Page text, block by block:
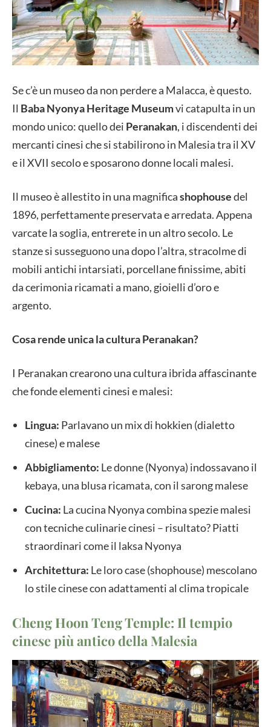
Se c’è un museo da non perdere a Malacca, è questo.
Il Baba Nyonya Heritage Museumvi catapulta in un
mondo unico: quello dei Peranakan, i discendenti dei
mercanti cinesi che si stabilirono in Malesia tra il XV
e il XVII secolo e sposarono donne locali malesi.
Il museo è allestito in una magnificashophousedel
1896, perfettamente preservata e arredata. Appena
varcate la soglia, entrerete in un altro secolo. Le
stanze si susseguono una dopo l’altra, stracolme di
mobili antichi intarsiati, porcellane finissime, abiti
da cerimonia ricamati a mano, gioielli d’oro e
argento.
Cosa rende unica la cultura Peranakan?
I Peranakan crearono una cultura ibrida affascinante
che fonde elementi cinesi e malesi:
Lingua: Parlavano un mix di hokkien (dialetto
cinese) e malese
Abbigliamento: Le donne (Nyonya) indossavano il
kebaya, una blusa ricamata, con il sarong malese
Cucina: La cucina Nyonya combina spezie malesi
con tecniche culinarie cinesi – risultato? Piatti
straordinari come il laksa Nyonya
Architettura: Le loro case (shophouse) mescolano
lo stile cinese con adattamenti al clima tropicale
Cheng Hoon Teng Temple: Il tempio
cinese più antico della Malesia